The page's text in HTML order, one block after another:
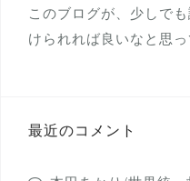
このブログが、少しで
けられれば良いなと思っ
最近のコメント